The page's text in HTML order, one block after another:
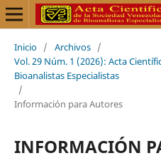
Inicio / Archivos /
Vol. 29 Núm. 1 (2026): Acta
Bioanalistas Especialistas
/
Información para Autores
INFORMACIÓN